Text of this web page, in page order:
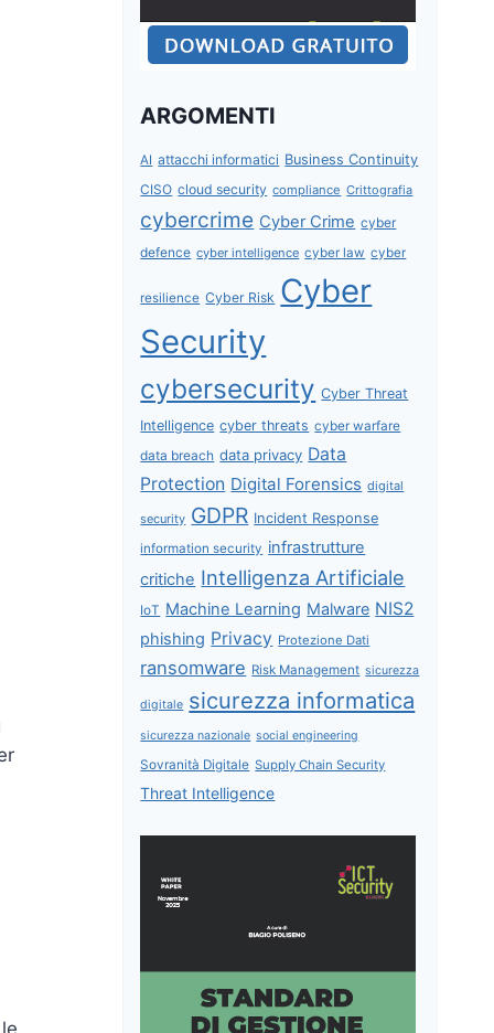
ARGOMENTI
AI attacchi informatici Business Continuity
CISO cloud security compliance Crittografia
cybercrime Cyber Crime cyber
defence cyber intelligence cyber law cyber
resilience Cyber Risk Cyber
Security
cybersecurity Cyber Threat
Intelligence cyber threats cyber warfare
data breach data privacy Data
Protection Digital Forensics digital
security GDPR Incident Response
information security infrastrutture
critiche Intelligenza Artificiale
IoT Machine Learning Malware NIS2
phishing Privacy Protezione Dati
ransomware Risk Management sicurezza
digitale sicurezza informatica
sicurezza nazionale social engineering
Sovranità Digitale Supply Chain Security
Threat Intelligence